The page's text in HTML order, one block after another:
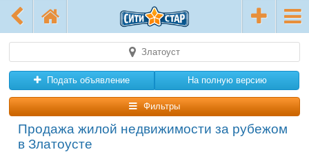
Златоуст
Подать объявление На полную версию
Фильтры
Продажа жилой недвижимости за рубежом
в Златоусте